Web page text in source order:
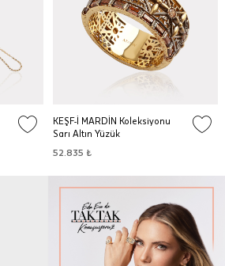
KEŞF-İ MARDİN Koleksiyonu
Sarı Altın Yüzük
52.835 ₺